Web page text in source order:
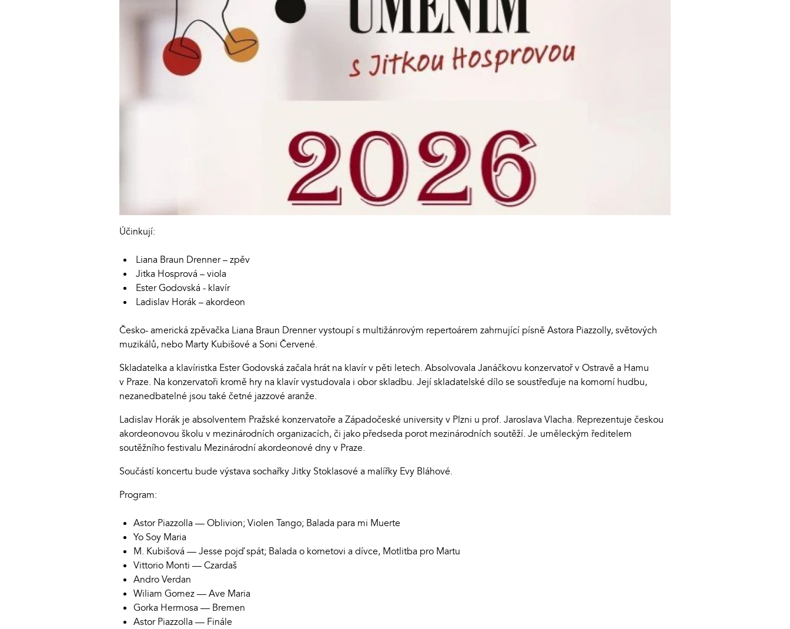
Účinkují:
Liana Braun Drenner – zpěv
Jitka Hosprová – viola
Ester Godovská - klavír
Ladislav Horák – akordeon
Česko- americká zpěvačka Liana Braun Drenner vystoupí s multižánrovým repertoárem zahrnující písně Astora Piazzolly, světových
muzikálů, nebo Marty Kubišové a Soni Červené.
Skladatelka a klavíristka Ester Godovská začala hrát na klavír v pěti letech. Absolvovala Janáčkovu konzervatoř v Ostravě a Hamu
v Praze. Na konzervatoři kromě hry na klavír vystudovala i obor skladbu. Její skladatelské dílo se soustřeďuje na komorní hudbu,
nezanedbatelné jsou také četné jazzové aranže.
Ladislav Horák je absolventem Pražské konzervatoře a Západočeské university v Plzni u prof. Jaroslava Vlacha. Reprezentuje českou
akordeonovou školu v mezinárodních organizacích, či jako předseda porot mezinárodních soutěží. Je uměleckým ředitelem
soutěžního festivalu Mezinárodní akordeonové dny v Praze.
Součástí koncertu bude výstava sochařky Jitky Stoklasové a malířky Evy Bláhové.
Program:
Astor Piazzolla — Oblivion; Violen Tango; Balada para mi Muerte
Yo Soy Maria
M. Kubišová — Jesse pojď spát; Balada o kornetovi a dívce, Motlitba pro Martu
Vittorio Monti — Czardaš
Andro Verdan
Wiliam Gomez — Ave Maria
Gorka Hermosa — Bremen
Astor Piazzolla — Finále